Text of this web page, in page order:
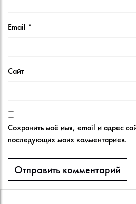
Email *
Сайт
Сохранить моё имя, email и адрес
последующих моих комментариев.